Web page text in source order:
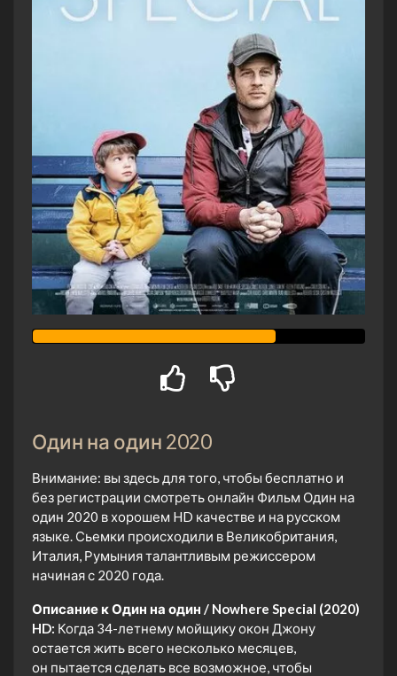
Один на один 2020
Внимание: вы здесь для того, чтобы бесплатно и
без регистрации смотреть онлайн Фильм Один на
один 2020 в хорошем HD качестве и на русском
языке. Сьемки происходили в Великобритания,
Италия, Румыния талантливым режиссером
начиная с 2020 года.
Описание к Один на один / Nowhere Special (2020)
HD: Когда 34-летнему мойщику окон Джону
остается жить всего несколько месяцев,
он пытается сделать все возможное, чтобы